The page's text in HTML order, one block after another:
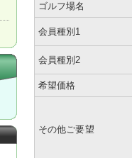
ゴルフ場名
会員種別1
会員種別2
希望価格
その他ご要望